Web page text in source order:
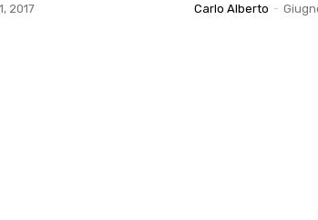
2017 Carlo Alberto -